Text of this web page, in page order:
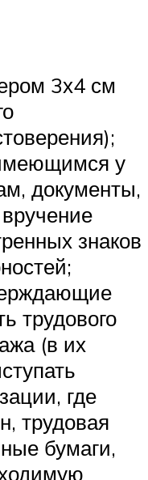
3х4 см
у
документы,
знаков
трудового
(в их
где
трудовая
бумаги,